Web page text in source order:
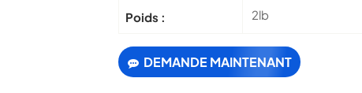
Poids : 2lb
DEMANDE MAINTENANT